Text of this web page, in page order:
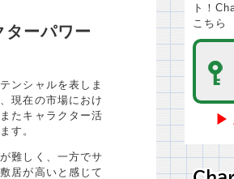
ターパワー
ンシャルを表しま
現在の市場におけ
たキャラクター活
す。
難しく、一方でサ
居が高いと感じて
ト！
こちら
▶